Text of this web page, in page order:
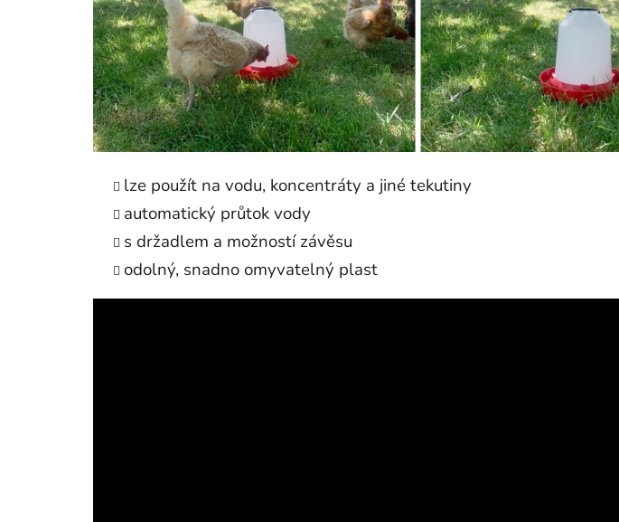
lze použít na vodu, koncentráty a jiné tekutiny
automatický průtok vody
s držadlem a možností závěsu
odolný, snadno omyvatelný plast